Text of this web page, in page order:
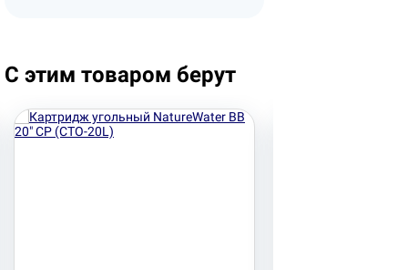
С этим товаром берут